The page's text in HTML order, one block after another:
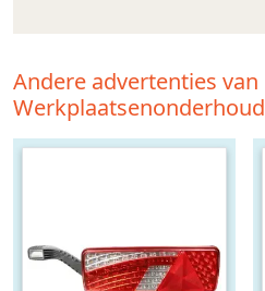
Andere advertenties van
Werkplaatsenonderhoud